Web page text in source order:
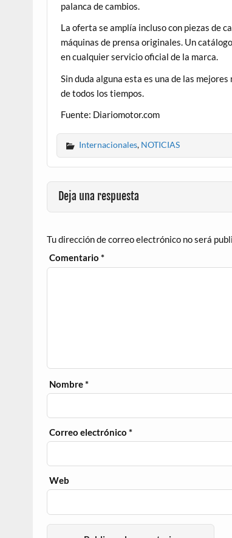
palanca de cambios.
La oferta se amplía incluso con piezas de
máquinas de prensa originales. Un
en cualquier servicio oficial de la marca.
Sin duda alguna esta es una de las
de todos los tiempos.
Fuente: Diariomotor.com
Internacionales, NOTICIAS
Deja una respuesta
Tu dirección de correo electrónico no será
Comentario*
Nombre*
Correo electrónico*
Web